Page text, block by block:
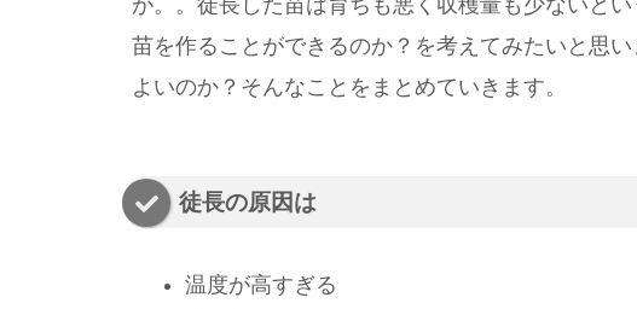
が。。徒長した苗は育ちも悪く収穫量も少ないと
苗を作ることができるのか？を考えてみたいと思
よいのか？そんなことをまとめていきます。
徒長の原因は
温度が高すぎる